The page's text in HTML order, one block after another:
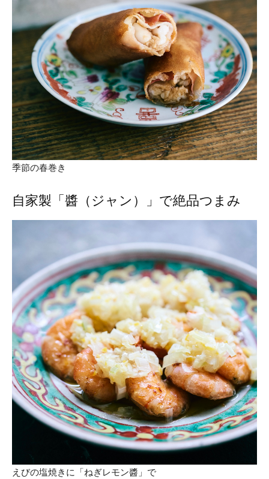
季節の春巻き
自家製「醬（ジャン）」で絶品つまみ
えびの塩焼きに「ねぎレモン醬」で